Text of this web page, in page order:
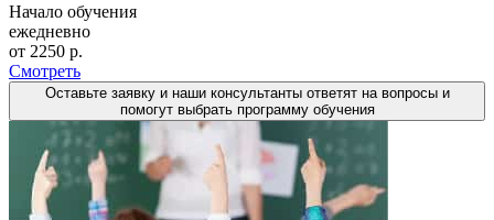
Начало обучения
ежедневно
от 2250 р.
Смотреть
Оставьте заявку и наши консультанты ответят на вопросы и
помогут выбрать программу обучения